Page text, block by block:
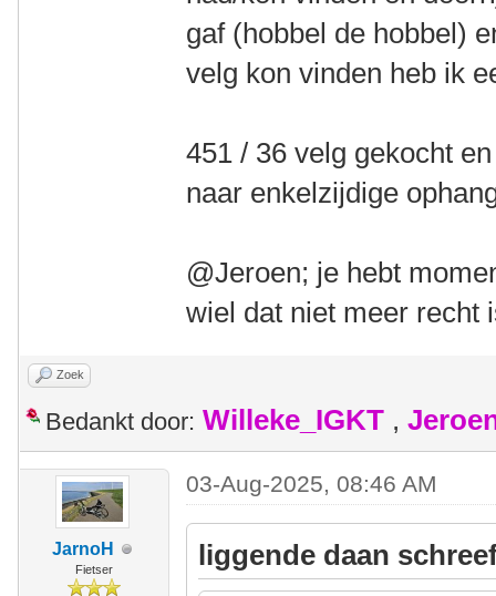
gaf (hobbel de hobbel)
velg kon vinden heb ik
451 / 36 velg gekocht
naar enkelzijdige
@Jeroen; je hebt
wiel dat niet meer recht
Zoek
Bedankt door: Willeke_IGKT ,
JarnoH
Fietser
03-Aug-2025, 08:46 AM
liggende daan